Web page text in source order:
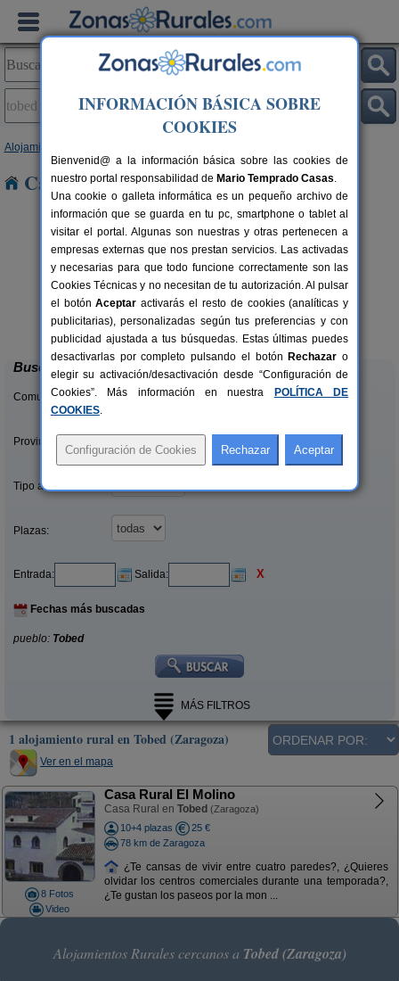
Alojamientos
Casas Rurales en Tobed
11-13 pers.
desde30 €
Casa Rural Santa Ana
Pedrola (Zaragoza)
Buscar
Comunidades:
Provincias/Islas:
Tipo alquiler:
Plazas:
Entrada: Salida: X
Fechas más buscadas
pueblo: Tobed
MÁS FILTROS
1 alojamiento rural en Tobed (Zaragoza)
Ver en el mapa
8 Fotos
Video
Casa Rural El Molino
Casa Rural en Tobed (Zaragoza)
10+4 plazas
25 €
78 km de Zaragoza
¿Te cansas de vivir entre cuatro paredes?, ¿Quieres
olvidar los centros comerciales durante una temporada?,
¿Te gustan los paseos por la mon ...
Alojamientos Rurales cercanos a Tobed (Zaragoza)
INFORMACIÓN BÁSICA SOBRE
COOKIES
Bienvenid@ a la información básica sobre las cookies de
nuestro portal responsabilidad de Mario Temprado Casas.
Una cookie o galleta informática es un pequeño archivo de
información que se guarda en tu pc, smartphone o tablet al
visitar el portal. Algunas son nuestras y otras pertenecen a
empresas externas que nos prestan servicios. Las activadas
y necesarias para que todo funcione correctamente son las
Cookies Técnicas y no necesitan de tu autorización. Al pulsar
el botónAceptar activarás el resto de cookies (analíticas y
publicitarias), personalizadas según tus preferencias y con
publicidad ajustada a tus búsquedas. Estas últimas puedes
desactivarlas por completo pulsando el botón Rechazar o
elegir su activación/desactivación desde “Configuración de
Cookies”. Más información en nuestra
POLÍTICA DE
COOKIES.